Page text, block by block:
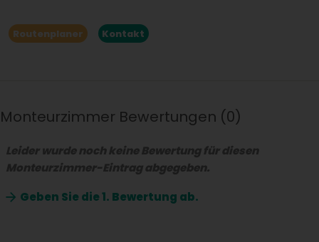
Routenplaner Kontakt
Monteurzimmer Bewertungen 0
Leider wurde noch keine Bewertung für diesen
Monteurzimmer-Eintrag abgegeben.
Geben Sie die1. Bewertung ab.